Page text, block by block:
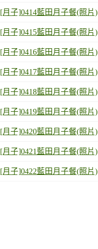
[月子]0414藍田月子餐(照片)
[月子]0415藍田月子餐(照片)
[月子]0416藍田月子餐(照片)
[月子]0417藍田月子餐(照片)
[月子]0418藍田月子餐(照片)
[月子]0419藍田月子餐(照片)
[月子]0420藍田月子餐(照片)
[月子]0421藍田月子餐(照片)
[月子]0422藍田月子餐(照片)